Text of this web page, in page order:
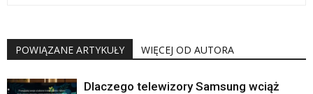
POWIĄZANE ARTYKUŁY WIĘCEJ OD AUTORA
Dlaczego telewizory Samsung wciąż